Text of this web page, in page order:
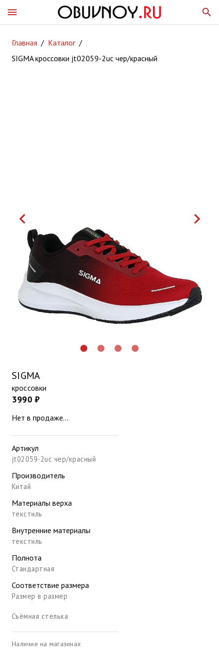
menu search
Главная / Каталог /
SIGMA кроссовки jt02059-2uc чер/красный
lens lens lens lens
keyboard_arrow_left keyboard_arrow_right
SIGMA
кроссовки
3990 ₽
Нет в продаже...
Артикул
jt02059-2uc чер/красный
Производитель
Китай
Материалы верха
текстиль
Внутренние материалы
текстиль
Полнота
Стандартная
Соответствие размера
Размер в размер
Съёмная стелька
Наличие на магазинах